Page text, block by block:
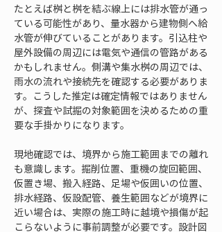
たとえば桝と桝を結ぶ線上には排水管が通っ
ている可能性があり、量水器から建物側へ給
水管が伸びていることがあります。引込柱や
屋外設備の周辺には電気や通信の管路がある
かもしれません。側溝や集水桝の周辺では、
雨水の流れや接続先を確認する必要がありま
す。こうした推定は確定情報ではありません
が、探査や試掘の対象範囲を決めるための重
要な手掛かりになります。
現地確認では、境界から施工範囲までの離れ
も意識します。掘削位置、重機の旋回範囲、
仮置き場、搬入経路、足場や仮囲いの位置、
排水経路、仮設配管、養生範囲などが境界に
近い場合は、実際の施工時に越境や損傷が起
こらないように事前調整が必要です。設計図